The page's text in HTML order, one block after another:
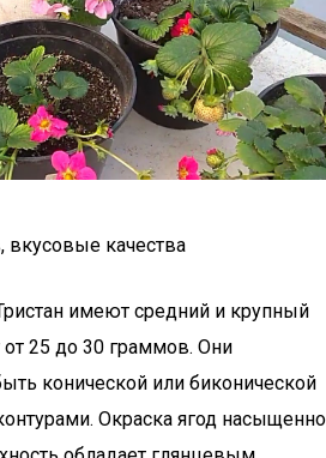
вкусовые качества
имеют средний и крупный
от 25 до 30 граммов. Они
конической или биконической
Окраска ягод насыщенно